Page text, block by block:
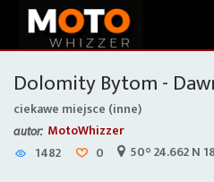
Dolomity Bytom -
ciekawe miejsce (inne)
autor: MotoWhizzer
1482
0 50° 24.662 N